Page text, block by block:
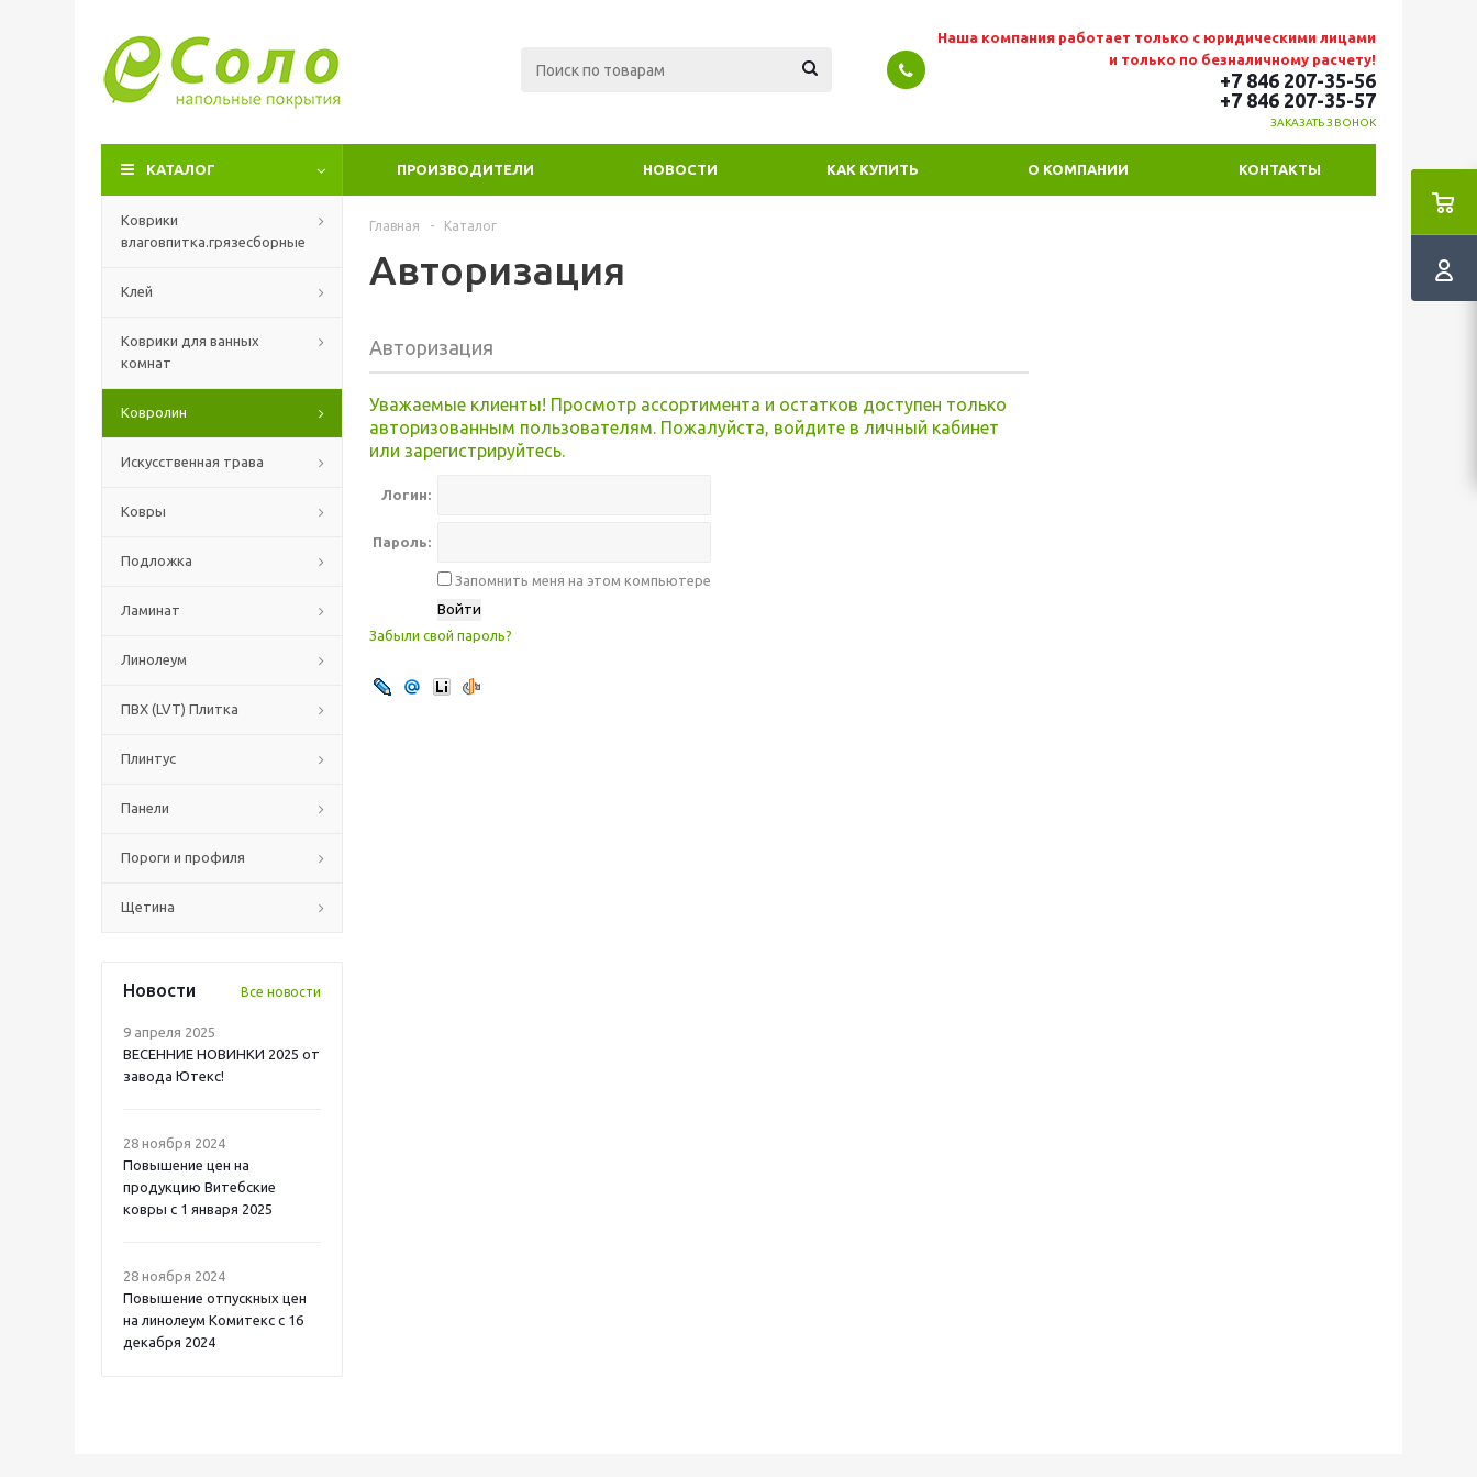
Наша компания работает только с юридическими лицами
и только по безналичному расчету!
+7 846 207-35-56
+7 846 207-35-57
ЗАКАЗАТЬ ЗВОНОК
КАТАЛОГ ПРОИЗВОДИТЕЛИ НОВОСТИ КАК КУПИТЬ О КОМПАНИИ КОНТАКТЫ
Коврики
влаговпитка.грязесборные
Клей
Коврики для ванных
комнат
Ковролин
Искусственная трава
Ковры
Подложка
Ламинат
Линолеум
ПВХ (LVT) Плитка
Плинтус
Панели
Пороги и профиля
Щетина
Новости Все новости
9 апреля 2025
ВЕСЕННИЕ НОВИНКИ 2025 от
завода Ютекс!
28 ноября 2024
Повышение цен на
продукцию Витебские
ковры с 1 января 2025
28 ноября 2024
Повышение отпускных цен
на линолеум Комитекс с 16
декабря 2024
Главная - Каталог
Авторизация
Авторизация
Уважаемые клиенты! Просмотр ассортимента и остатков доступен только
авторизованным пользователям. Пожалуйста, войдите в личный кабинет
или зарегистрируйтесь.
Логин:
Пароль:
Запомнить меня на этом компьютере
Забыли свой пароль?